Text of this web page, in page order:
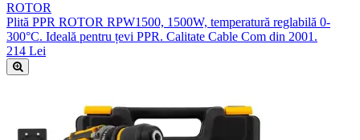
ROTOR
Plită PPR ROTOR RPW1500, 1500W, temperatură reglabilă 0-
300°C. Ideală pentru țevi PPR. Calitate Cable Com din 2001.
214 Lei